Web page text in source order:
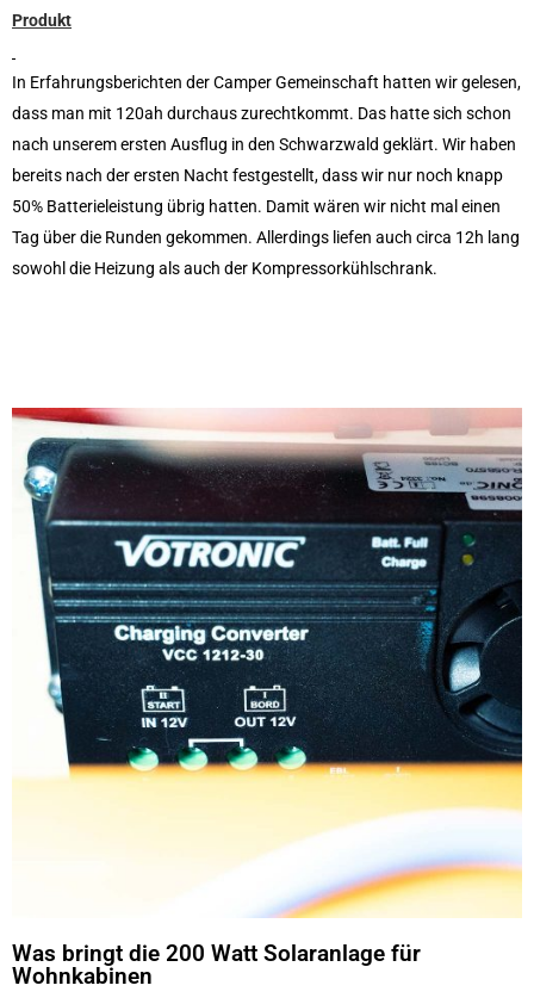
Produkt
In Erfahrungsberichten der Camper Gemeinschaft hatten wir gelesen,
dass man mit 120ah durchaus zurechtkommt. Das hatte sich schon
nach unserem ersten Ausflug in den Schwarzwald geklärt. Wir haben
bereits nach der ersten Nacht festgestellt, dass wir nur noch knapp
50% Batterieleistung übrig hatten. Damit wären wir nicht mal einen
Tag über die Runden gekommen. Allerdings liefen auch circa 12h lang
sowohl die Heizung als auch der Kompressorkühlschrank.
Was bringt die 200 Watt Solaranlage für
Wohnkabinen